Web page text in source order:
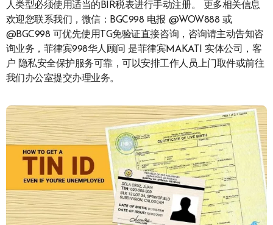
人类型必须使用适当的BIR税表进行手动注册。 更多相关信息
欢迎您联系我们，微信：BGC998 电报 @WOW888 或
@BGC998 可优先使用TG免验证直接咨询，咨询请主动告知咨
询业务，菲律宾998华人顾问 是菲律宾MAKATI 实体公司，客
户 隐私安全保护服务可靠，可以安排工作人员上门取件或前往
我们办公室提交办理业务。